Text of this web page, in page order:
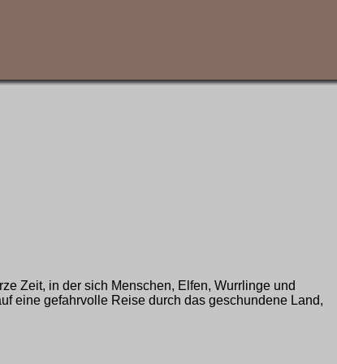
Zeit, in der sich Menschen, Elfen, Wurrlinge und
eine gefahrvolle Reise durch das geschundene Land,